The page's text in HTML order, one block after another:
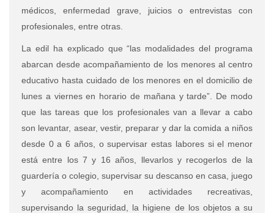
médicos, enfermedad grave, juicios o entrevistas con
profesionales, entre otras.
La edil ha explicado que “las modalidades del programa
abarcan desde acompañamiento de los menores al centro
educativo hasta cuidado de los menores en el domicilio de
lunes a viernes en horario de mañana y tarde”. De modo
que las tareas que los profesionales van a llevar a cabo
son levantar, asear, vestir, preparar y dar la comida a niños
desde 0 a 6 años, o supervisar estas labores si el menor
está entre los 7 y 16 años, llevarlos y recogerlos de la
guardería o colegio, supervisar su descanso en casa, juego
y acompañamiento en actividades recreativas,
supervisando la seguridad, la higiene de los objetos a su